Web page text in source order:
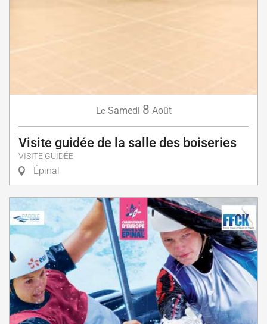
Le Samedi 8 Août
Visite guidée de la salle des boiseries
VISITE GUIDÉE
Épinal